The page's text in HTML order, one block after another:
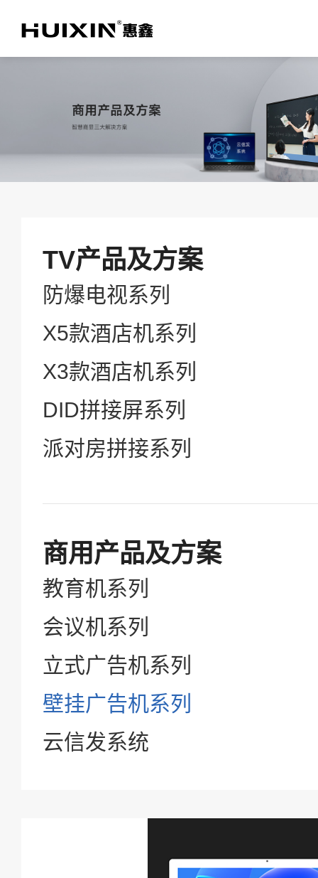
商用产品及方案
新闻中心
服务中心
TV产品及方案
防爆电视系列
X5款酒店机系列
X3款酒店机系列
DID拼接屏系列
派对房拼接系列
商用产品及方案
教育机系列
会议机系列
立式广告机系列
壁挂广告机系列
云信发系统